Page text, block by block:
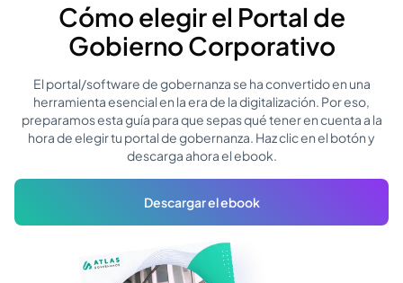
Cómo elegir el Portal de
Gobierno Corporativo
El portal/software de gobernanza se ha convertido en una
herramienta esencial en la era de la digitalización. Por eso,
preparamos esta guía para que sepas qué tener en cuenta a la
hora de elegir tu portal de gobernanza. Haz clic en el botón y
descarga ahora el ebook.
Descargar el ebook